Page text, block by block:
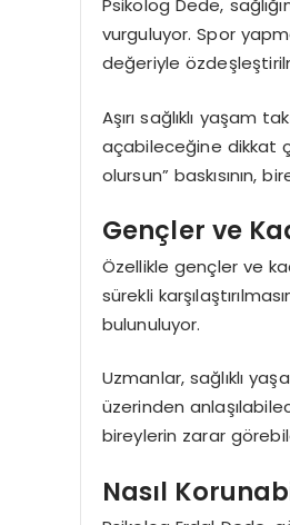
Psikolog Dede,
vurguluyor. Spor
değeriyle
Aşırı sağlıklı yaşam
açabileceğine dikkat
olursun” baskısının,
Gençler ve
Özellikle gençler ve
sürekli
bulunuluyor.
Uzmanlar, sağlıklı
üzerinden
bireylerin zarar
Nasıl